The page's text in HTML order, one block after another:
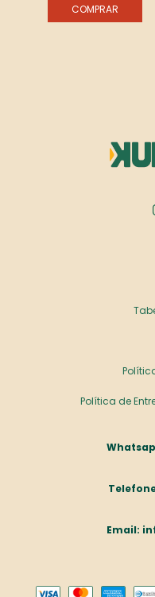
Política de